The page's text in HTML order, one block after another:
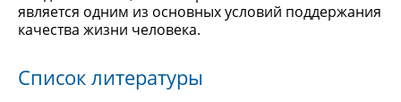
является одним из основных условий поддержания
качества жизни человека.
Список литературы